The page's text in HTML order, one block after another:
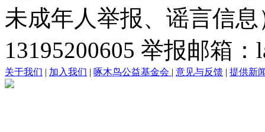
未成年人举报、谣言信
13195200605 举报邮箱
关于我们 | 加入我们 | 啄木鸟公益基金会 | 意见与反馈 | 提供新